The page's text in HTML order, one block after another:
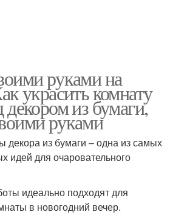
руками на
украсить комнату
из бумаги,
руками
декора из бумаги – одна из самых
идей для очаровательного
идеально подходят для
в новогодний вечер.